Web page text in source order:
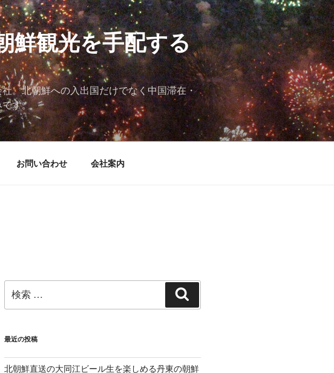
鮮観光を手配する
。北朝鮮への入出国だけでなく中国滞在・
です。
お問い合わせ 会社案内
索:
索
最近の投稿
北朝鮮直送の大同江ビール生を楽しめる丹東の朝鮮